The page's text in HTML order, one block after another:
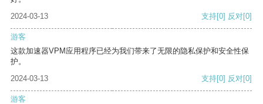
2024-03-13
支持[0] 反对[0]
游客
这款加速器VPM应用程序已经为我们带来了无限的隐私保护和安全性保
护。
2024-03-13
支持[0] 反对[0]
游客